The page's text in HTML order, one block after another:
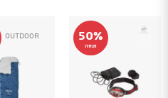
50%
הנחה
Outdoor